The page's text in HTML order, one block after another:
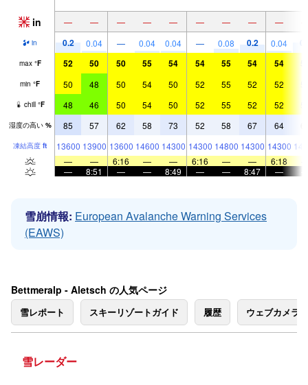
in — — — — — — — — —
in 0.2 0.04 — 0.04 0.04 — 0.08 0.2 0.04
max °F 52 50 50 55 54 54 55 54 54
min °F 50 48 50 54 50 52 55 52 52
chill °F 48 46 50 54 50 52 55 52 52
湿度の高い % 85 57 62 58 73 52 58 67 64
凍結高度 ft 13600 13900 13600 14600 14300 14300 14800 14300 14300
—
— 6:16 — — 6:16 — — 6:18
—
8:51 — — 8:49 — — 8:47 —
雪崩情報: European Avalanche Warning Services
(EAWS)
Bettmeralp - Aletsch の人気ページ
雪レポート スキーリゾートガイド 履歴 ウェブカメラ
雪レーダー